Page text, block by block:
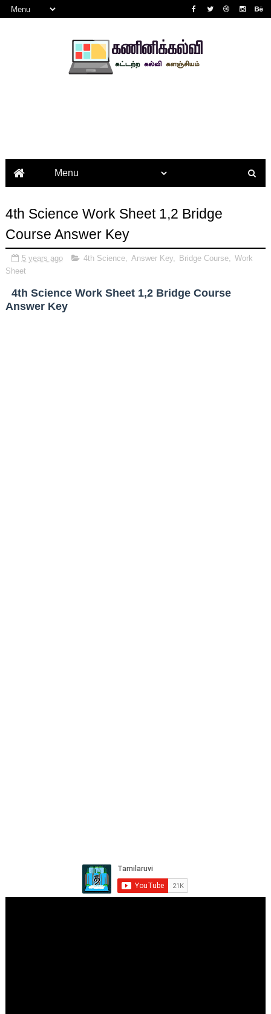
4th Science Work Sheet 1,2 Bridge
Course Answer Key
5 years ago 4th Science, Answer Key, Bridge Course,
Work
Sheet
4th Science Work Sheet 1,2 Bridge Course
Answer Key